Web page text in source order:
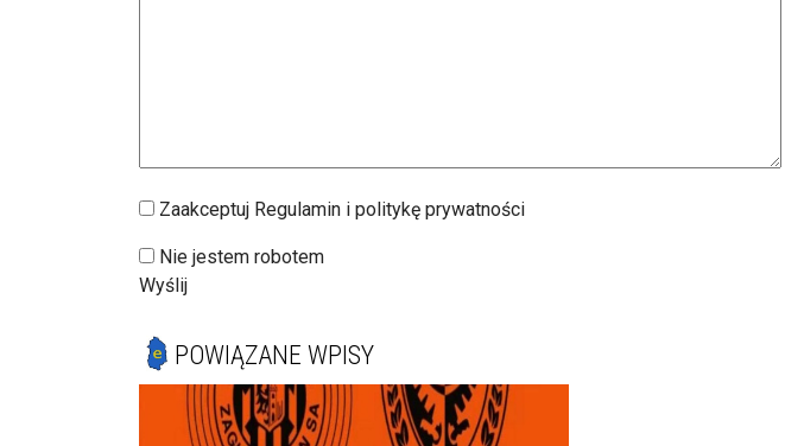
Zaakceptuj Regulamin i politykę prywatności
Nie jestem robotem
Wyślij
POWIĄZANE WPISY